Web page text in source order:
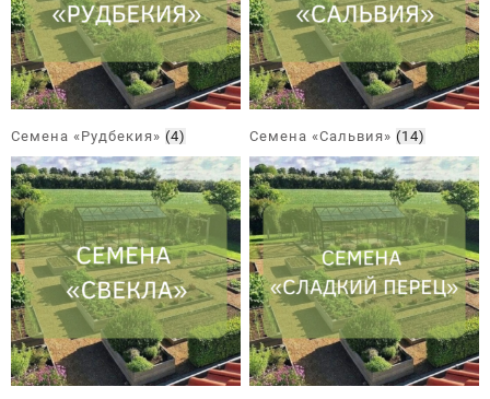
Семена «Рудбекия» (4) Семена «Сальвия»(14)